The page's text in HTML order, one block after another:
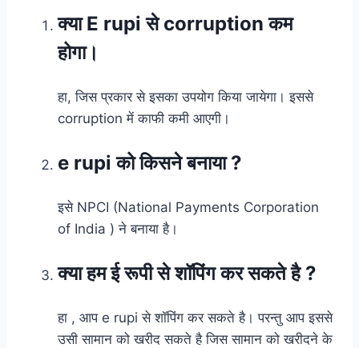
क्या E rupi से corruption कम
होगा।
हा, जिस प्रकार से इसका उपयोग किया जायेगा। इससे
corruption में काफी कमी आएगी।
e rupi को किसने बनाया ?
इसे NPCI (National Payments Corporation
of India ) ने बनाया है।
क्या हम ई रूपी से शॉपिंग कर सकते है ?
हा , आप e rupi से शॉपिंग कर सकते है। परन्तु आप इससे
उसी सामान को खरीद सकते है जिस सामान को खरीदने के